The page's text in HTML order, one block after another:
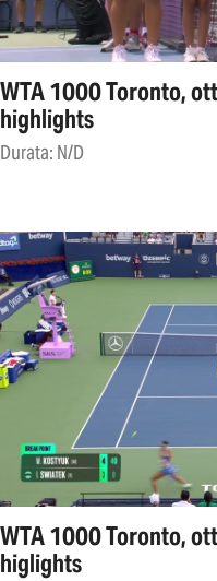
WTA 1000 Toronto,
highlights
Durata: N/D
WTA 1000 Toronto,
higlights